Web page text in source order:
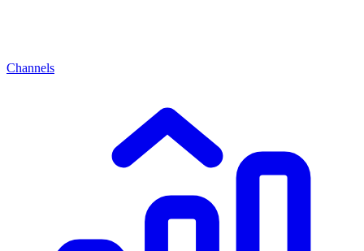
Channels